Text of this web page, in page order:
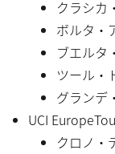
クラシカ
ボルタ・
ブエルタ
ツール・
グランデ
UCI
クロノ・